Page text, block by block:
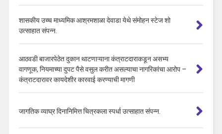
शासकीय उच्च माध्यमिक आश्रमशाळा देवाडा येथे संमोहन स्टेज शो
उत्साहात संपन्न.
आठवडी बाजारपेठेत दुकान थाटणाऱ्याना कंत्राटदाराकडून असभ्य
वागणूक, नियमाच्या दुपट पैसे वसुल करीत असल्याचा नागरिकांचा आरोप –
कंत्राटदारावर कायदेशीर कारवाई करण्याची मागणी
जागतिक व्याघ्र दिनानिमित्त चित्रकला स्पर्धा उत्साहात संपन्न.